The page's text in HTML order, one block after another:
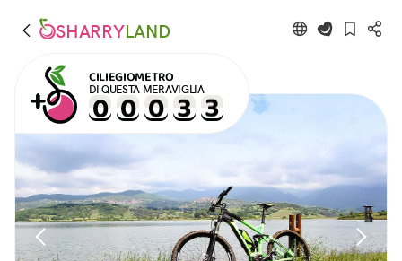
SHARRYLAND
CILIEGIOMETRO
DI QUESTA MERAVIGLIA